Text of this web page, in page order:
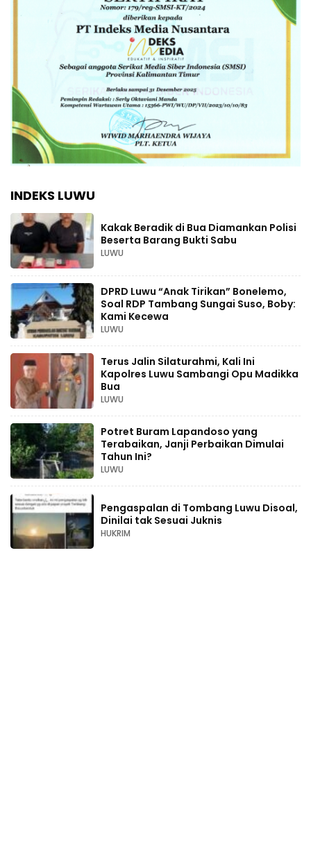
INDEKS LUWU
Kakak Beradik di Bua Diamankan Polisi
Beserta Barang Bukti Sabu
LUWU
DPRD Luwu “Anak Tirikan” Bonelemo,
Soal RDP Tambang Sungai Suso, Boby:
Kami Kecewa
LUWU
Terus Jalin Silaturahmi, Kali Ini
Kapolres Luwu Sambangi Opu Madikka
Bua
LUWU
Potret Buram Lapandoso yang
Terabaikan, Janji Perbaikan Dimulai
Tahun Ini?
LUWU
Pengaspalan di Tombang Luwu Disoal,
Dinilai tak Sesuai Juknis
HUKRIM